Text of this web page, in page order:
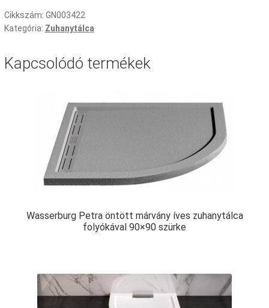
Cikkszám: GN003422
Kategória: Zuhanytálca
Kapcsolódó termékek
Wasserburg Petra öntött márvány íves zuhanytálca
folyókával 90×90 szürke